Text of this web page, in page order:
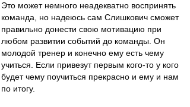
Это может немного неадекватно воспринять
команда, но надеюсь сам Слишкович сможет
правильно донести свою мотивацию при
любом развитии событий до команды. Он
молодой тренер и конечно ему есть чему
учиться. Если привезут первым кого-то у кого
будет чему поучиться прекрасно и ему и нам
по итогу.